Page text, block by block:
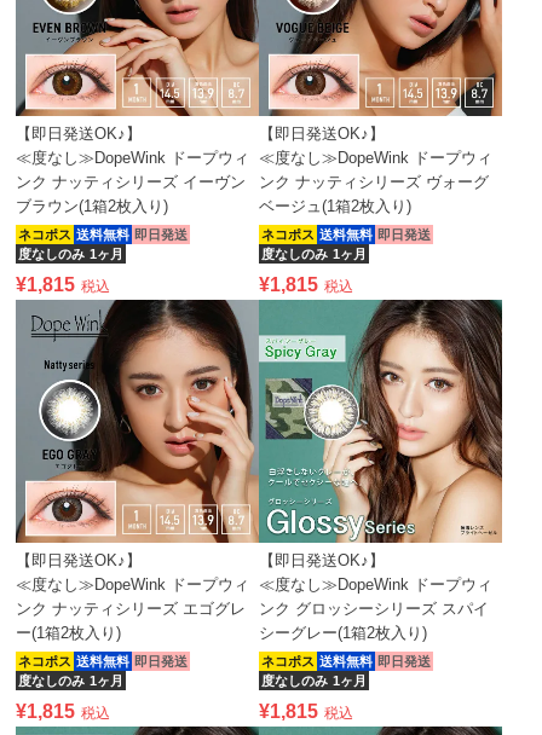
【即日発送OK♪】
≪度なし≫DopeWink ドープウィ
ンク ナッティシリーズ イーヴン
ブラウン(1箱2枚入り)
ネコポス 送料無料 即日発送
度なしのみ 1ヶ月
¥1,815 税込
【即日発送OK♪】
≪度なし≫DopeWink ドープウィ
ンク ナッティシリーズ ヴォーグ
ベージュ(1箱2枚入り)
ネコポス 送料無料 即日発送
度なしのみ 1ヶ月
¥1,815 税込
【即日発送OK♪】
≪度なし≫DopeWink ドープウィ
ンク ナッティシリーズ エゴグレ
ー(1箱2枚入り)
ネコポス 送料無料 即日発送
度なしのみ 1ヶ月
¥1,815 税込
【即日発送OK♪】
≪度なし≫DopeWink ドープウィ
ンク グロッシーシリーズ スパイ
シーグレー(1箱2枚入り)
ネコポス 送料無料 即日発送
度なしのみ 1ヶ月
¥1,815 税込